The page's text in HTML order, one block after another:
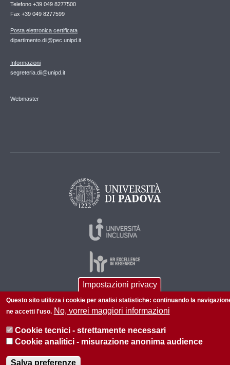
Telefono +39 049 8277500
Fax +39 049 8277599
Posta elettronica certificata
dipartimento.dii@pec.unipd.it
Informazioni
segreteria.dii@unipd.it
Webmaster
© 2026 Università di Padova - Tutti i diritti riservati
Impostazioni privacy
Questo sito utilizza i cookie per analisi statistiche: continuando la
ne accetti l'uso. No, vorrei maggiori informazioni
Cookie tecnici - strettamente necessari
Cookie analitici - misurazione anonima audience
Salva preferenze